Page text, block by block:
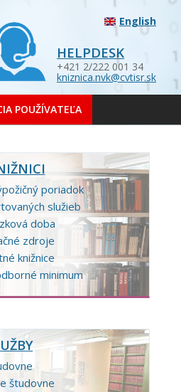
English
HELPDESK
+421 2/222 001 34
kniznica.nvk@cvtisr.sk
POUŽÍVATEĽA
poriadok
služieb
doba
zdroje
knižnice
minimum
študovne